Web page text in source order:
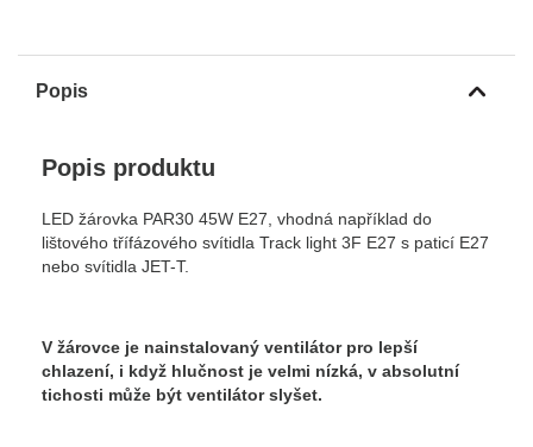
Popis
Popis produktu
LED žárovka PAR30 45W E27, vhodná například do
lištového třífázového svítidla Track light 3F E27 s paticí E27
nebo svítidla JET-T.
V žárovce je nainstalovaný ventilátor pro lepší
chlazení, i když hlučnost je velmi nízká, v absolutní
tichosti může být ventilátor slyšet.